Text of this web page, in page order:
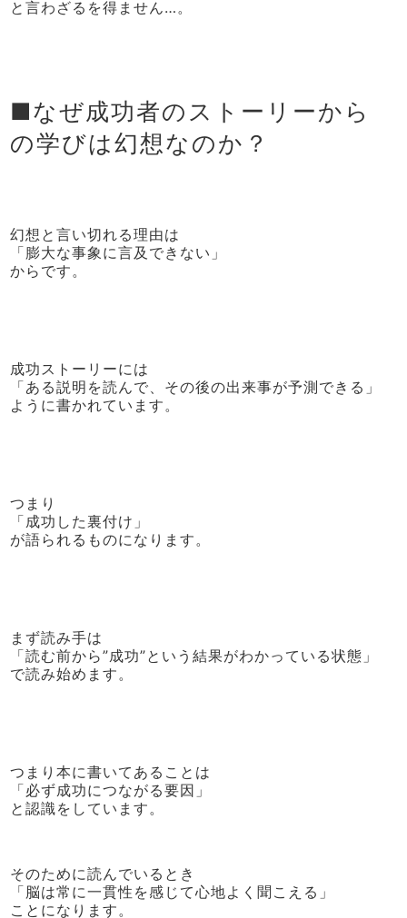
と言わざるを得ません…。
■なぜ成功者のストーリーから
の学びは幻想なのか？
幻想と言い切れる理由は
「膨大な事象に言及できない」
からです。
成功ストーリーには
「ある説明を読んで、その後の出来事が予測できる」
ように書かれています。
つまり
「成功した裏付け」
が語られるものになります。
まず読み手は
「読む前から”成功”という結果がわかっている状態」
で読み始めます。
つまり本に書いてあることは
「必ず成功につながる要因」
と認識をしています。
そのために読んでいるとき
「脳は常に一貫性を感じて心地よく聞こえる」
ことになります。